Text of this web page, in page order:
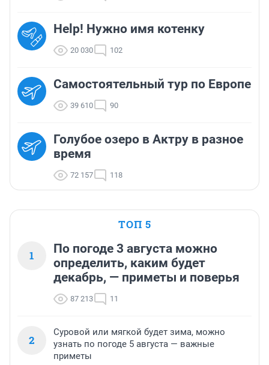
Help! Нужно имя котенку
20 030 102
Самостоятельный тур по Европе
39 610 90
Голубое озеро в Актру в разное
время
72 157 118
ТОП 5
1
По погоде 3 августа можно
определить, каким будет
декабрь, — приметы и поверья
87 213 11
2
Суровой или мягкой будет зима, можно
узнать по погоде 5 августа — важные
приметы